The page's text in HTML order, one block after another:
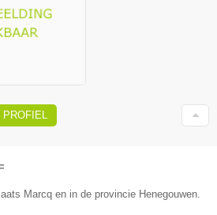
PROFIEL
Marcq en in de provincie Henegouwen.